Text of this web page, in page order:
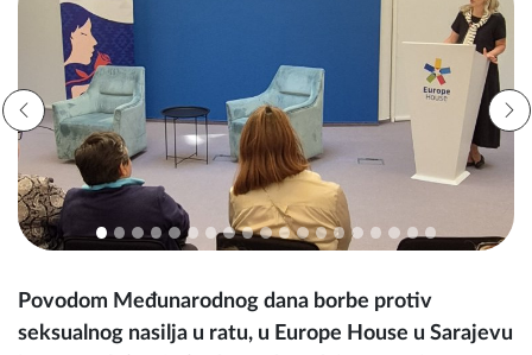
seksualnog nasilja u ratu, u Europe House u Sarajevu
je u utorak (16.06.) održan događaj „Tragovi